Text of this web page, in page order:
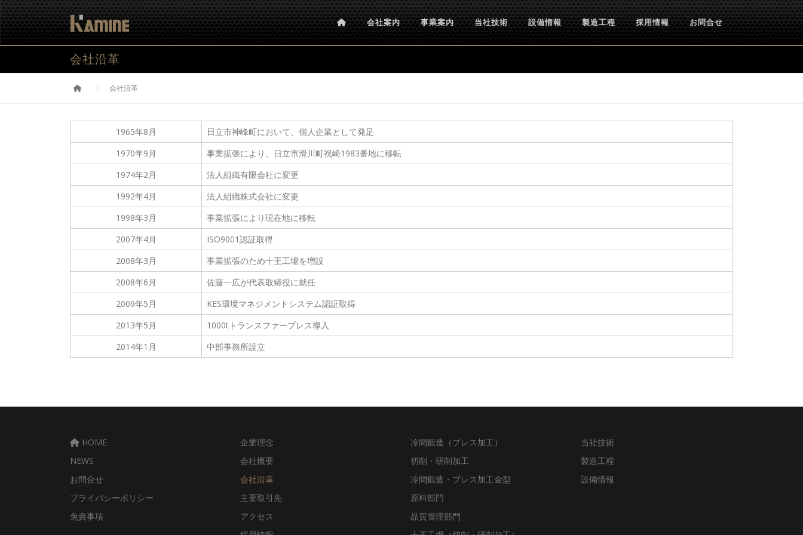
コ
ン
テ
ン
へ
会社案内 事業案内 当社技術 設備情報 製造工程 採用情報 お問合せ
会社沿革
会社沿革
1965年8月
日立市神峰町において、個人企業として発足
1970年9月
事業拡張により、日立市滑川町祝崎1983番地に移転
1974年2月
法人組織有限会社に変更
1992年4月
法人組織株式会社に変更
1998年3月
事業拡張により現在地に移転
2007年4月
ISO9001認証取得
2008年3月
事業拡張のため十王工場を増設
2008年6月
佐藤一広が代表取締役に就任
2009年5月
KES環境マネジメントシステム認証取得
2013年5月
1000tトランスファープレス導入
2014年1月
中部事務所設立
HOME
NEWS
お問合せ
プライバシーポリシー
免責事項
企業理念
会社概要
会社沿革
主要取引先
アクセス
冷間鍛造（プレス加工）
切削・研削加工
冷間鍛造・プレス加工金型
原料部門
品質管理部門
当社技術
製造工程
設備情報